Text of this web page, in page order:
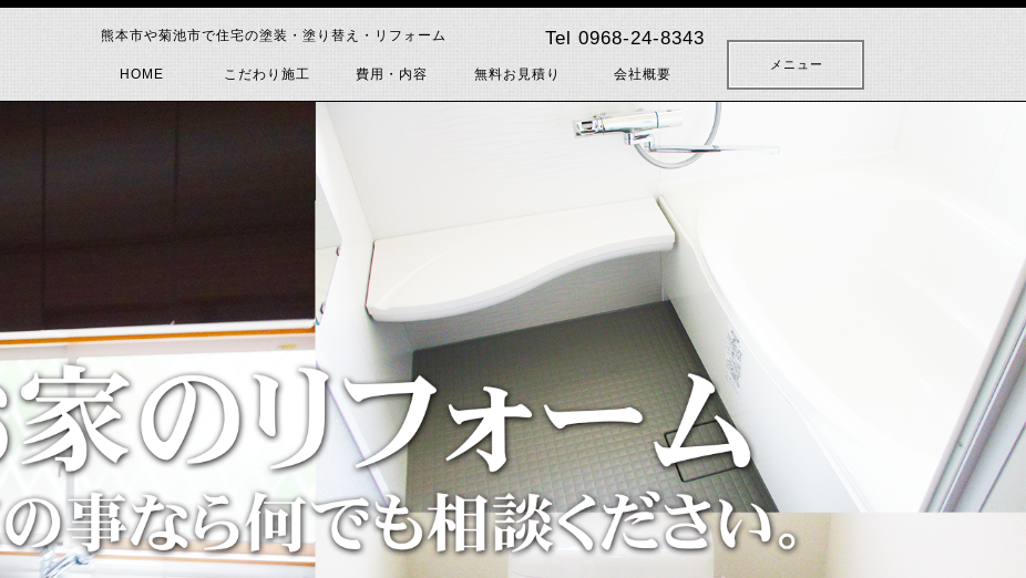
メニュー
HOME こだわり施工 費用・内容 無料お見積り 会社概要
熊本市や菊池市で住宅の塗装・塗り替え・リフォーム Tel 0968-24-8343